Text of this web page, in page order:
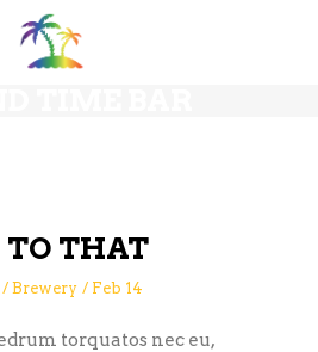
BLOG
TO THAT
Brewery Feb 14
torquatos nec eu,